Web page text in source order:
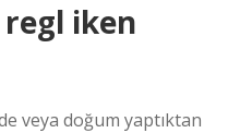
regl iken
veya doğum yaptıktan